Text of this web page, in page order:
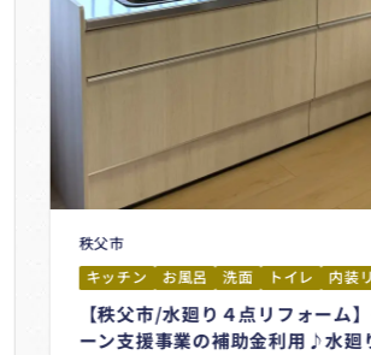
秩父市
キッチン
お風呂 洗面 トイレ 内装
【秩父市/水廻り４点リフォーム
ーン支援事業の補助金利用♪水廻